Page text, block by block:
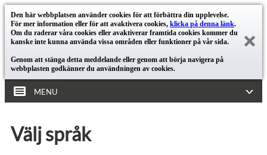
Den här webbplatsen använder cookies för att förbättra din upplevelse.
För mer information eller för att avaktivera cookies, klicka på denna länk.
Om du raderar våra cookies eller avaktiverar framtida cookies kommer du
kanske inte kunna använda vissa områden eller funktioner på vår sida.
Genom att stänga detta meddelande eller genom att börja navigera på
webbplasten godkänner du användningen av cookies.
MENU
Välj språk